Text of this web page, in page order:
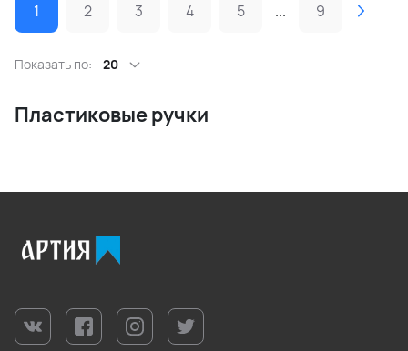
1 2 3 4 5 ... 9
Показать по: 20
Пластиковые ручки